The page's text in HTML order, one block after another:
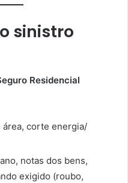
sinistro
Residencial
área, corte energia/
notas dos bens,
exigido (roubo,